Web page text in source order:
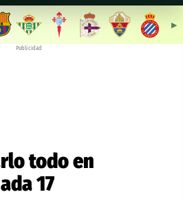
▶︎
Publicidad
todo en
17